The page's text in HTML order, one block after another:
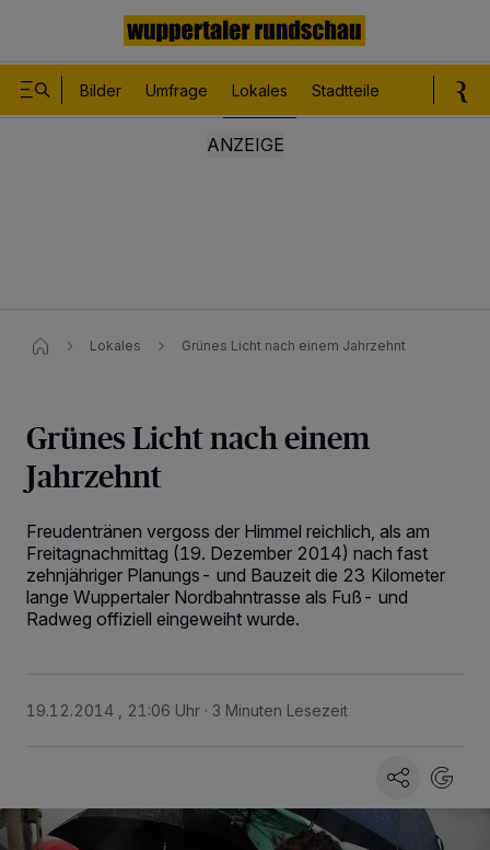
Bilder Umfrage Lokales Stadtteile
Lokales Grünes Licht nach einem Jahrzehnt
Grünes Licht nach einem
Jahrzehnt
Freudentränen vergoss der Himmel reichlich, als am
Freitagnachmittag (19. Dezember 2014) nach fast
zehnjähriger Planungs- und Bauzeit die 23 Kilometer
lange Wuppertaler Nordbahntrasse als Fuß- und
Radweg offiziell eingeweiht wurde.
19.12.2014 , 21:06 Uhr 3 Minuten Lesezeit